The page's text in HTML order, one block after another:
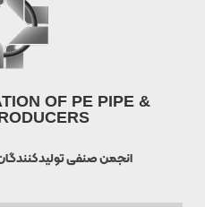
OF PE PIPE &
انجمن صنفی